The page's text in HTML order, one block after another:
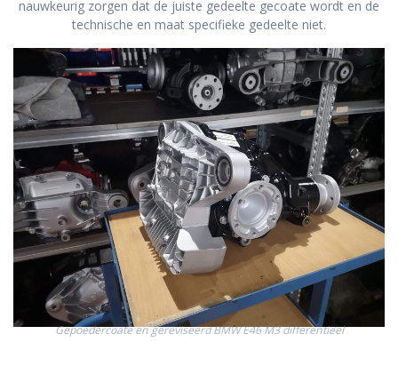
nauwkeurig zorgen dat de juiste gedeelte gecoate wordt en de
technische en maat specifieke gedeelte niet.
Gepoedercoate en gereviseerd BMW E46 M3 differentieel